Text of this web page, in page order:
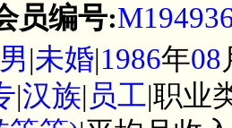
员编号:
男|未婚|1986年08
|汉族| 员工|职业